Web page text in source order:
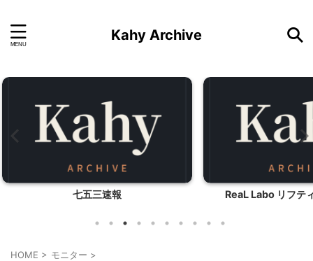
Kahy Archive
ReaL Labo リフティングジェルH
HOME > モニター >